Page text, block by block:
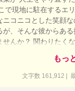
で現地に駐在するエ
ニコニコとした笑顔
が、そんな彼からあ
せんか？ 関わりたく
様、ムーンライトノ
もっ
文字数 161,912 |